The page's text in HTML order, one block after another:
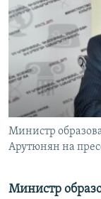
Հայերեն
English
Русский
Все сайты
Министр
Арутюнян на
Министр